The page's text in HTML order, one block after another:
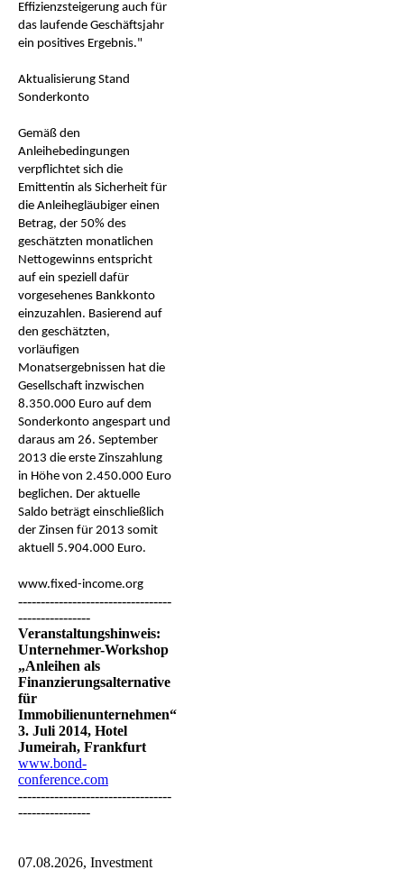
Effizienzsteigerung auch für
das laufende Geschäftsjahr
ein positives Ergebnis."
Aktualisierung Stand
Sonderkonto
Gemäß den
Anleihebedingungen
verpflichtet sich die
Emittentin als Sicherheit für
die Anleihegläubiger einen
Betrag, der 50% des
geschätzten monatlichen
Nettogewinns entspricht
auf ein speziell dafür
vorgesehenes Bankkonto
einzuzahlen. Basierend auf
den geschätzten,
vorläufigen
Monatsergebnissen hat die
Gesellschaft inzwischen
8.350.000 Euro auf dem
Sonderkonto angespart und
daraus am 26. September
2013 die erste Zinszahlung
in Höhe von 2.450.000 Euro
beglichen. Der aktuelle
Saldo beträgt einschließlich
der Zinsen für 2013 somit
aktuell 5.904.000 Euro.
www.fixed-income.org
----------------------------------
----------------
Veranstaltungshinweis:
Unternehmer-Workshop
„Anleihen als
Finanzierungsalternative
für
Immobilienunternehmen“
3. Juli 2014, Hotel
Jumeirah, Frankfurt
www.bond-
conference.com
----------------------------------
----------------
07.08.2026, Investment